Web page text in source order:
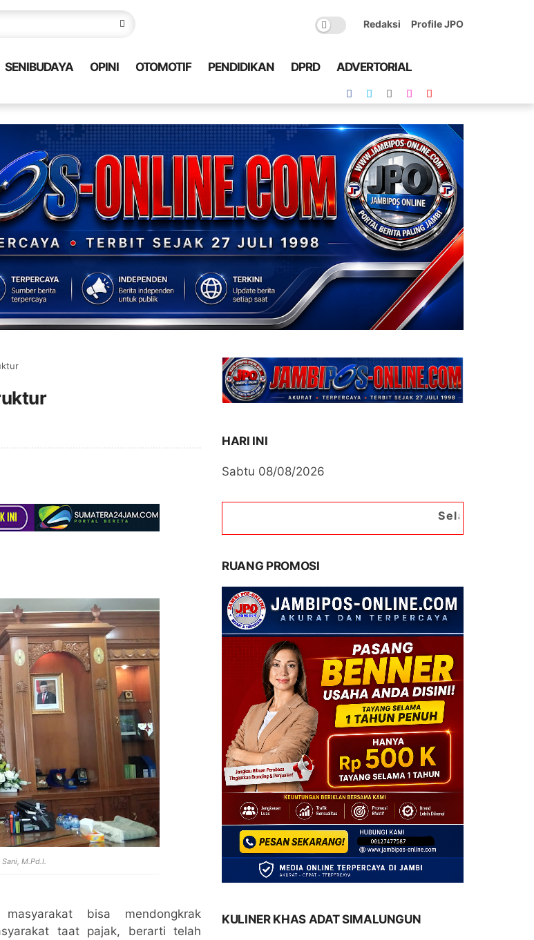
Redaksi Profile JPO
SENIBUDAYA OPINI OTOMOTIF PENDIDIKAN DPRD ADVERTORIAL
M.Pd.I.
bisa mendongkrak
taat pajak, berarti telah
HARI INI
Sabtu 08/08/2026
Selamat Datang di Portal
RUANG PROMOSI
KULINER KHAS ADAT SIMALUNGUN